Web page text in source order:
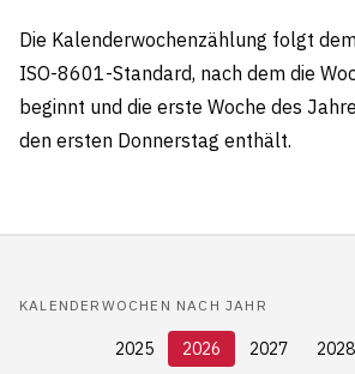
Die Kalenderwochenzählung folgt
ISO-8601-Standard, nach dem die
beginnt und die erste Woche des
den ersten Donnerstag enthält.
KALENDERWOCHEN NACH JAHR
2025 2026 2027 2028